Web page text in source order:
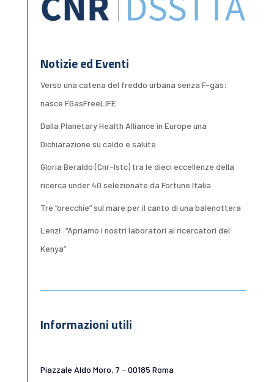
Notizie ed Eventi
Verso una catena del freddo urbana senza F-gas:
nasce FGasFreeLIFE
Dalla Planetary Health Alliance in Europe una
Dichiarazione su caldo e salute
Gloria Beraldo (Cnr-Istc) tra le dieci eccellenze della
ricerca under 40 selezionate da Fortune Italia
Tre “orecchie” sul mare per il canto di una balenottera
Lenzi: “Apriamo i nostri laboratori ai ricercatori del
Kenya”
Informazioni utili
Piazzale Aldo Moro, 7 - 00185 Roma